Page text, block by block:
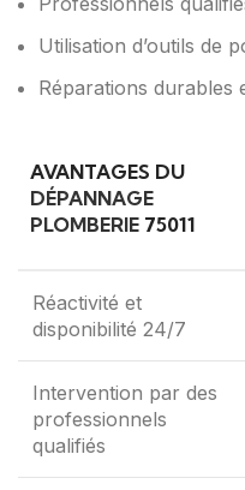
Utilisation d’outils de
Réparations durables
AVANTAGES DU
DÉPANNAGE
PLOMBERIE 75011
Réactivité et
disponibilité 24/7
Intervention par des
professionnels
qualifiés